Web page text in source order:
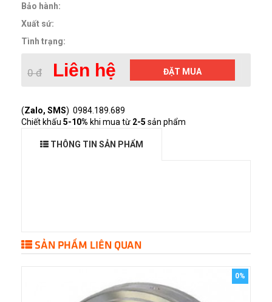
Bảo hành:
Xuất sứ:
Tình trạng:
0 đ Liên hệ ĐẶT MUA
(Zalo, SMS) 0984.189.689
Chiết khấu 5-10% khi mua từ 2-5 sản phẩm
THÔNG TIN SẢN PHẨM
SẢN PHẨM LIÊN QUAN
0%